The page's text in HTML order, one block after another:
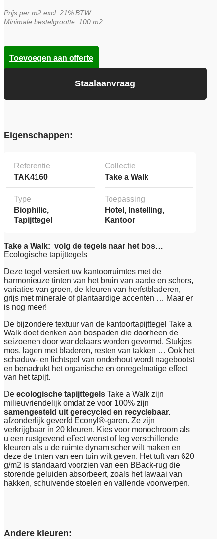
Prijs per m2 excl. 21% BTW
Minimale bestelgrootte: 100 m2
Staalaanvraag
Toevoegen aan offerte
Eigenschappen:
Referentie
TAK4160
Collectie
Take a Walk
Type
Biophilic,
Tapijttegel
Toepassing
Hotel, Instelling,
Kantoor
Take a Walk: volg de tegels naar het bos…
Ecologische tapijttegels
Deze tegel versiert uw kantoorruimtes met de
harmonieuze tinten van het bruin van aarde en schors,
variaties van groen, de kleuren van herfstbladeren,
grijs met minerale of plantaardige accenten … Maar er
is nog meer!
De bijzondere textuur van de kantoortapijttegel Take a
Walk doet denken aan bospaden die doorheen de
seizoenen door wandelaars worden gevormd. Stukjes
mos, lagen met bladeren, resten van takken … Ook het
schaduw- en lichtspel van onderhout wordt nagebootst
en benadrukt het organische en onregelmatige effect
van het tapijt.
De ecologische tapijttegels Take a Walk zijn
milieuvriendelijk omdat ze voor 100% zijn
samengesteld uit gerecycled en recyclebaar,
afzonderlijk geverfd Econyl®-garen. Ze zijn
verkrijgbaar in 20 kleuren. Kies voor monochroom als
u een rustgevend effect wenst of leg verschillende
kleuren als u de ruimte dynamischer wilt maken en
deze de tinten van een tuin wilt geven. Het tuft van 620
g/m2 is standaard voorzien van een BBack-rug die
storende geluiden absorbeert, zoals het lawaai van
hakken, schuivende stoelen en vallende voorwerpen.
Andere kleuren: